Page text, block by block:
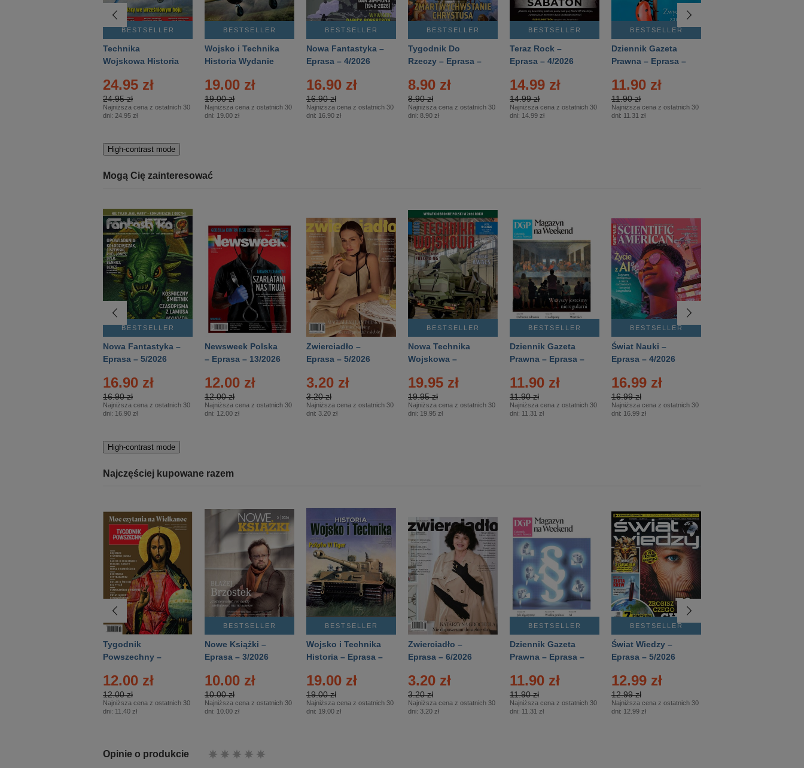
BESTSELLER
Technika
Wojskowa Historia
24.95 zł
24.95 zł
Najniższa cena z ostatnich 30
dni: 24.95 zł
BESTSELLER
Wojsko i Technika
Historia Wydanie
– 2/2026
19.00 zł
19.00 zł
Najniższa cena z ostatnich 30
dni: 19.00 zł
BESTSELLER
Nowa Fantastyka –
Eprasa – 4/2026
16.90 zł
16.90 zł
Najniższa cena z ostatnich 30
dni: 16.90 zł
BESTSELLER
Tygodnik Do
Rzeczy – Eprasa –
8.90 zł
8.90 zł
Najniższa cena z ostatnich 30
dni: 8.90 zł
BESTSELLER
Teraz Rock –
Eprasa – 4/2026
14.99 zł
14.99 zł
Najniższa cena z ostatnich 30
dni: 14.99 zł
BESTSELLER
Dziennik Gazeta
Prawna – Eprasa –
11.90 zł
11.90 zł
Najniższa cena z ostatnich 30
dni: 11.31 zł
High-contrast mode
Mogą Cię zainteresować
BESTSELLER
Nowa Fantastyka –
Eprasa – 5/2026
16.90 zł
16.90 zł
Najniższa cena z ostatnich 30
dni: 16.90 zł
Newsweek Polska
– Eprasa – 13/2026
12.00 zł
12.00 zł
Najniższa cena z ostatnich 30
dni: 12.00 zł
Zwierciadło –
Eprasa – 5/2026
3.20 zł
3.20 zł
Najniższa cena z ostatnich 30
dni: 3.20 zł
BESTSELLER
Nowa Technika
Wojskowa –
19.95 zł
19.95 zł
Najniższa cena z ostatnich 30
dni: 19.95 zł
BESTSELLER
Dziennik Gazeta
Prawna – Eprasa –
11.90 zł
11.90 zł
Najniższa cena z ostatnich 30
dni: 11.31 zł
BESTSELLER
Świat Nauki –
Eprasa – 4/2026
16.99 zł
16.99 zł
Najniższa cena z ostatnich 30
dni: 16.99 zł
High-contrast mode
Najczęściej kupowane razem
Tygodnik
Powszechny –
12.00 zł
12.00 zł
Najniższa cena z ostatnich 30
dni: 11.40 zł
BESTSELLER
Nowe Książki –
Eprasa – 3/2026
10.00 zł
10.00 zł
Najniższa cena z ostatnich 30
dni: 10.00 zł
BESTSELLER
Wojsko i Technika
Historia – Eprasa –
19.00 zł
19.00 zł
Najniższa cena z ostatnich 30
dni: 19.00 zł
Zwierciadło –
Eprasa – 6/2026
3.20 zł
3.20 zł
Najniższa cena z ostatnich 30
dni: 3.20 zł
BESTSELLER
Dziennik Gazeta
Prawna – Eprasa –
11.90 zł
11.90 zł
Najniższa cena z ostatnich 30
dni: 11.31 zł
BESTSELLER
Świat Wiedzy –
Eprasa – 5/2026
12.99 zł
12.99 zł
Najniższa cena z ostatnich 30
dni: 12.99 zł
Opinie o produkcie